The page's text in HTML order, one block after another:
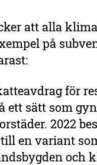
att alla
på
för
ett sätt som
2022
en variant
och